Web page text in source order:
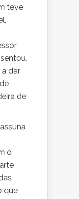
teve
dar
de
o
que